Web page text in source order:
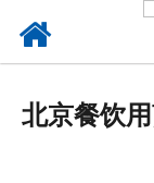
北京餐饮